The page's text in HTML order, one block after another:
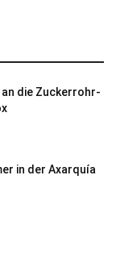
die Zuckerrohr-
in der Axarquía